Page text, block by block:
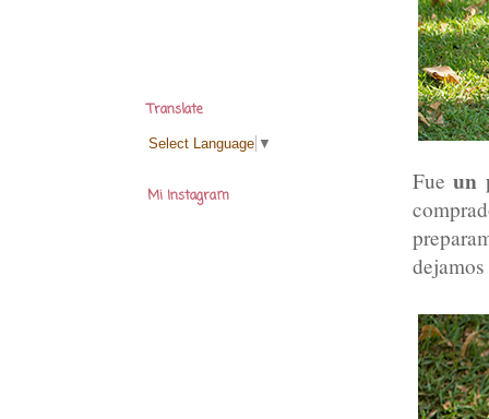
Fueun
Translate
Select Language ▼
Mi Instagram